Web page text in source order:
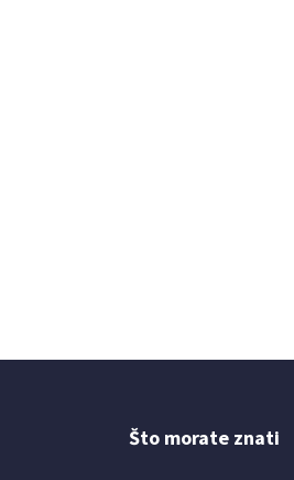
Što morate znati